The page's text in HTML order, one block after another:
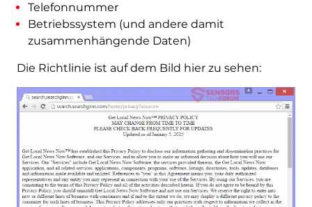
Telefonnummer
Betriebssystem (und andere damit
zusammenhängende Daten)
Die Richtlinie ist auf dem Bild hier zu sehen: